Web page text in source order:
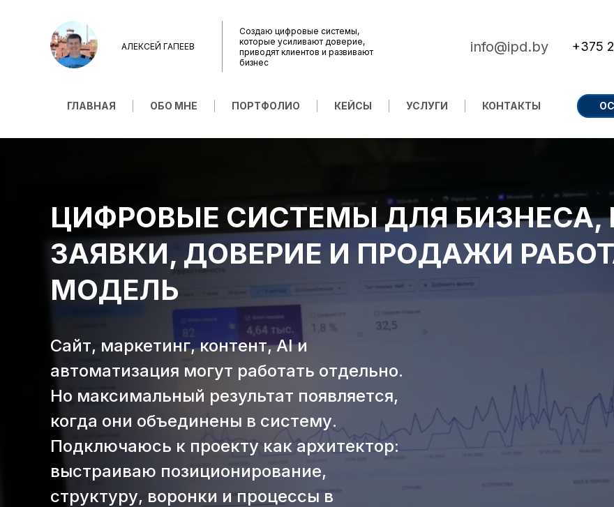
АЛЕКСЕЙ ГАПЕЕВ
Создаю цифровые системы,
которые усиливают доверие,
приводят клиентов и развивают
бизнес
info@ipd.by +375
ГЛАВНАЯ ОБО МНЕ ПОРТФОЛИО КЕЙСЫ УСЛУГИ КОНТАКТЫ
ЦИФРОВЫЕ СИСТЕМЫ ДЛЯ БИЗНЕСА,
ЗАЯВКИ, ДОВЕРИЕ И ПРОДАЖИ
МОДЕЛЬ
Сайт, маркетинг, контент, AI и
автоматизация могут работать отдельно.
Но максимальный результат появляется,
когда они объединены в систему.
Подключаюсь к проекту как архитектор:
выстраиваю позиционирование,
структуру, воронки и процессы в